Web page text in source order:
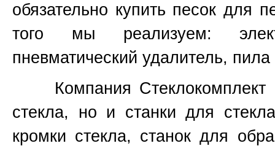
обязательно купить песок для
того мы реализуем:
пневматический удалитель,
Компания Стеклокомплект
стекла, но и станки для
кромки стекла, станок для